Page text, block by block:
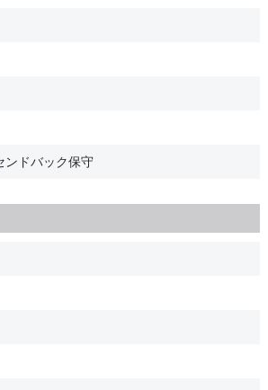
ドバック保守